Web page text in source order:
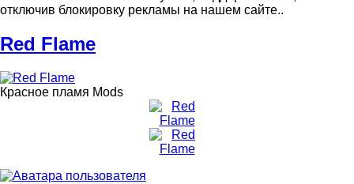
отключив блокировку рекламы на нашем сайте..
Red Flame
Красное пламя Mods